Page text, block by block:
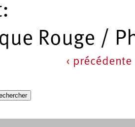
Rouge /
‹ précédente